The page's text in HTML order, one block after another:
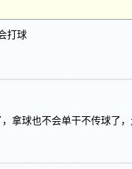
打球
拿球也不会单干不传球了